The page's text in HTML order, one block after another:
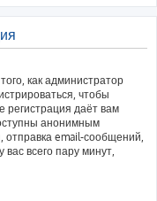
как администратор
чтобы
даёт вам
анонимным
email-сообщений,
вас всего пару минут,